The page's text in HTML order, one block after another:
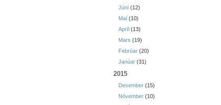
Júní (12)
Maí (10)
Apríl (13)
Mars (19)
Febrúar (20)
Janúar (31)
2015
Desember (15)
Nóvember (10)